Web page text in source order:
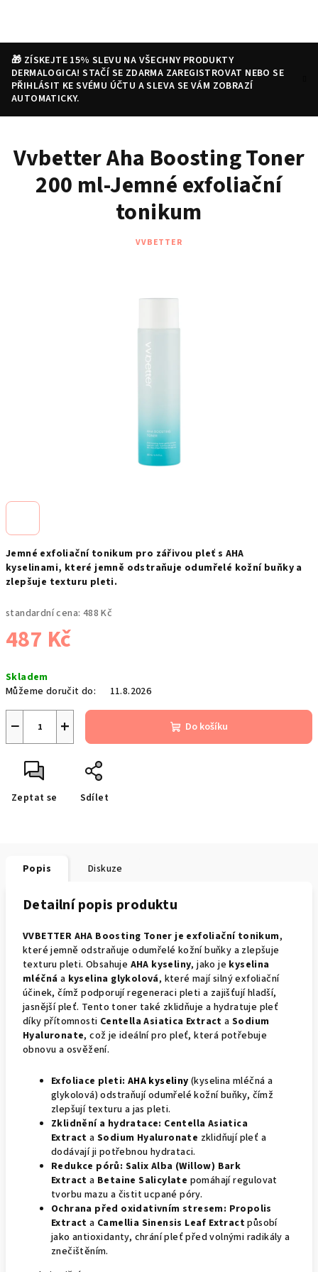
🎁 ZÍSKEJTE 15% SLEVU NA VŠECHNY PRODUKTY
DERMALOGICA! STAČÍ SE ZDARMA ZAREGISTROVAT NEBO SE
PŘIHLÁSIT KE SVÉMU ÚČTU A SLEVA SE VÁM ZOBRAZÍ
AUTOMATICKY.
HledatPřihlášeníNákupní
košík
Jemné exfoliační tonikum pro zářivou pleť s AHA
kyselinami, které jemně odstraňuje odumřelé kožní buňky a
zlepšuje texturu pleti.
standardní cena: 488 Kč
487 Kč
cena:
Skladem
Můžeme doručit do:
11.8.2026
+
− Do košíku
Zeptat se Sdílet
Vvbetter Aha Boosting Toner
200 ml-Jemné exfoliační
tonikum
VVBETTER
Popis Diskuze
Detailní popis produktu
VVBETTER AHA Boosting Toner je exfoliační tonikum,
které jemně odstraňuje odumřelé kožní buňky a zlepšuje
texturu pleti. Obsahuje AHA kyseliny, jako je kyselina
mléčná a kyselina glykolová, které mají silný exfoliační
účinek, čímž podporují regeneraci pleti a zajišťují hladší,
jasnější pleť. Tento toner také zklidňuje a hydratuje pleť
díky přítomnosti Centella Asiatica Extract aSodium
Hyaluronate, což je ideální pro pleť, která potřebuje
obnovu a osvěžení.
Exfoliace pleti: AHA kyseliny (kyselina mléčná a
glykolová) odstraňují odumřelé kožní buňky, čímž
zlepšují texturu a jas pleti.
Zklidnění a hydratace: Centella Asiatica
Extract aSodium Hyaluronate zklidňují pleť a
dodávají ji potřebnou hydrataci.
Redukce pórů: Salix Alba (Willow) Bark
Extract a Betaine Salicylate pomáhají regulovat
tvorbu mazu a čistit ucpané póry.
Ochrana před oxidativním stresem: Propolis
Extract a Camellia Sinensis Leaf Extractpůsobí
jako antioxidanty, chrání pleť před volnými radikály a
znečištěním.